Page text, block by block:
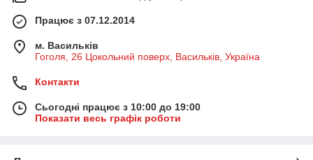
Працює з 07.12.2014
м. Васильків
Гоголя, 26 Цокольний поверх, Васильків, Україна
Контакти
Сьогодні працює з 10:00 до 19:00
Показати весь графік роботи